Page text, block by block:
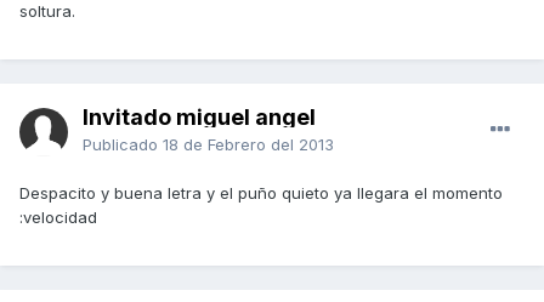
soltura.
Invitado miguel angel
Publicado 18 de Febrero del 2013
Despacito y buena letra y el puño quieto ya llegara el momento
:velocidad